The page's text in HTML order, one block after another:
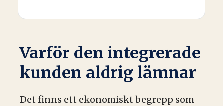
Varför den integrerade
kunden aldrig lämnar
Det finns ett ekonomiskt begrepp som